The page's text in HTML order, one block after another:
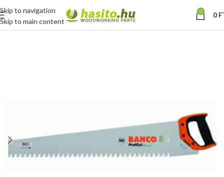
Skip to navigation
Skip to main content
0 0